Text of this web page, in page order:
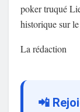
poker truqué
historique sur
La rédaction
📲